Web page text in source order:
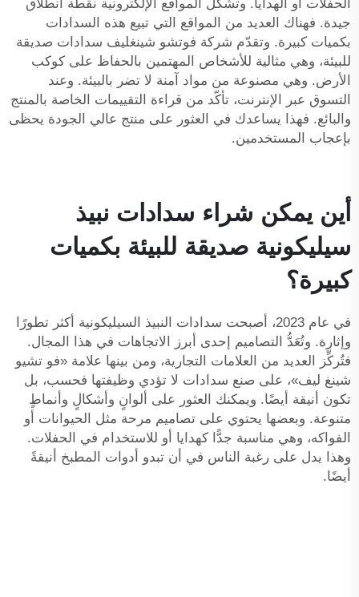
الحفلات أو الهدايا. وتشكّل المواقع الإلكترونية نقطة انطلاق
جيدة. فهناك العديد من المواقع التي تبيع هذه السدادات
بكميات كبيرة. وتقدّم شركة فوتشو شينغليف سدادات صديقة
للبيئة، وهي مثالية للأشخاص المهتمين بالحفاظ على كوكب
الأرض. وهي مصنوعة من مواد آمنة لا تضر بالبيئة. وعند
التسوق عبر الإنترنت، تأكّد من قراءة التقييمات الخاصة بالمنتج
والبائع. فهذا يساعدك في العثور على منتج عالي الجودة يحظى
بإعجاب المستخدمين.
أين يمكن شراء سدادات نبيذ
سيليكونية صديقة للبيئة بكميات
كبيرة؟
في عام 2023، أصبحت سدادات النبيذ السيليكونية أكثر تطورًا
وإثارة. وتُعَدُّ التصاميم إحدى أبرز الاتجاهات في هذا المجال.
فتُركِّز العديد من العلامات التجارية، ومن بينها علامة «فو تشيو
شينغ ليف»، على صنع سدادات لا تؤدي وظيفتها فحسب، بل
تكون أنيقة أيضًا. ويمكنك العثور على ألوانٍ وأشكالٍ وأنماطٍ
متنوعة. وبعضها يحتوي على تصاميم مرحة مثل الحيوانات أو
الفواكه، وهي مناسبة جدًّا كهدايا أو للاستخدام في الحفلات.
وهذا يدل على رغبة الناس في أن تبدو أدوات المطبخ أنيقةً
أيضًا.